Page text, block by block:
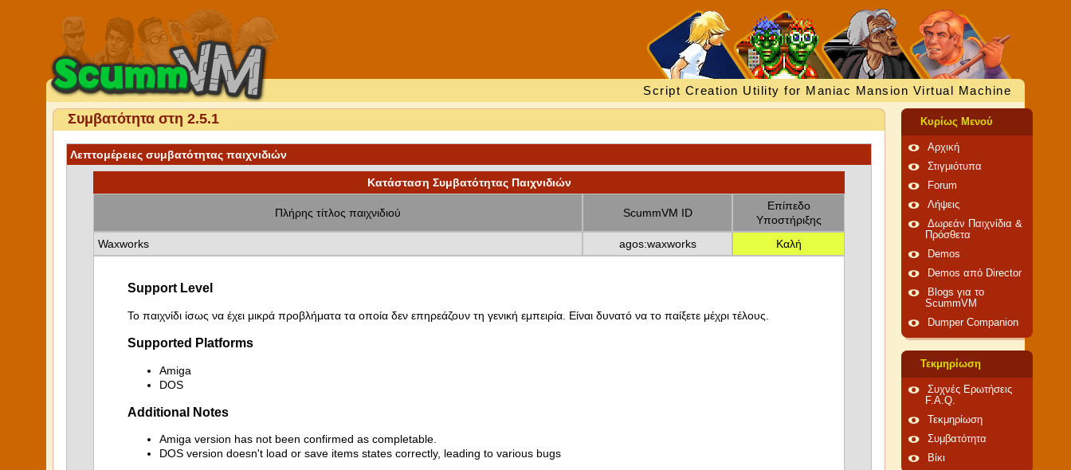
Script Creation Utility for Maniac Mansion Virtual Machine
Συμβατότητα στη 2.5.1
Λεπτομέρειες συμβατότητας παιχνιδιών
Κατάσταση Συμβατότητας Παιχνιδιών
Πλήρης τίτλος παιχνιδιού ScummVM ID
Επίπεδο
Υποστήριξης
Waxworks
agos:waxworks Καλή
Support Level
Το παιχνίδι ίσως να έχει μικρά προβλήματα τα οποία δεν επηρεάζουν τη γενική εμπειρία. Είναι δυνατό να το παίξετε μέχρι τέλους.
Supported Platforms
Amiga
DOS
Additional Notes
Amiga version has not been confirmed as completable.
DOS version doesn't load or save items states correctly, leading to various bugs
Κυρίως Μενού
Αρχική
Στιγμιότυπα
Forum
Λήψεις
Δωρεάν Παιχνίδια &
Πρόσθετα
Demos
Demos από Director
Blogs για το
ScummVM
Dumper Companion
Τεκμηρίωση
Συχνές Ερωτήσεις
F.A.Q.
Τεκμηρίωση
Συμβατότητα
Βίκι